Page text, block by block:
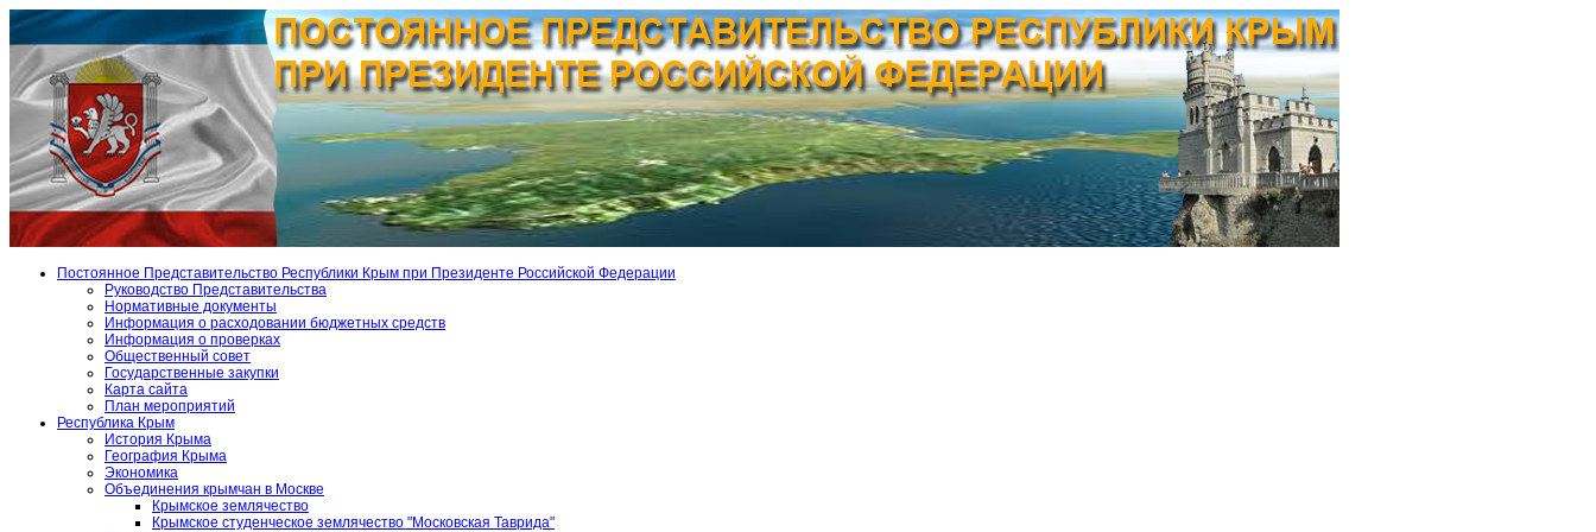
Постоянное Представительство Республики Крым при Президенте Российской Федерации
Руководство Представительства
Нормативные документы
Информация о расходовании бюджетных средств
Информация о проверках
Общественный совет
Государственные закупки
Карта сайта
План мероприятий
Республика Крым
История Крыма
География Крыма
Экономика
Объединения крымчан в Москве
Крымское землячество
Крымское студенческое землячество "Московская Таврида"